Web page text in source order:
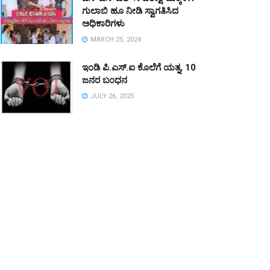
ಗುಲಾಬಿ ಹೂ ನೀಡಿ ಸ್ವಾಗತಿಸಿದ
ಅಧಿಕಾರಿಗಳು
MARCH 25, 2024
ಇಂಡಿ ಪಿ.ಎಸ್.ಐ ಕೊಲೆಗೆ ಯತ್ನ, 10
ಜನರ ಬಂಧನ
JULY 26, 2025